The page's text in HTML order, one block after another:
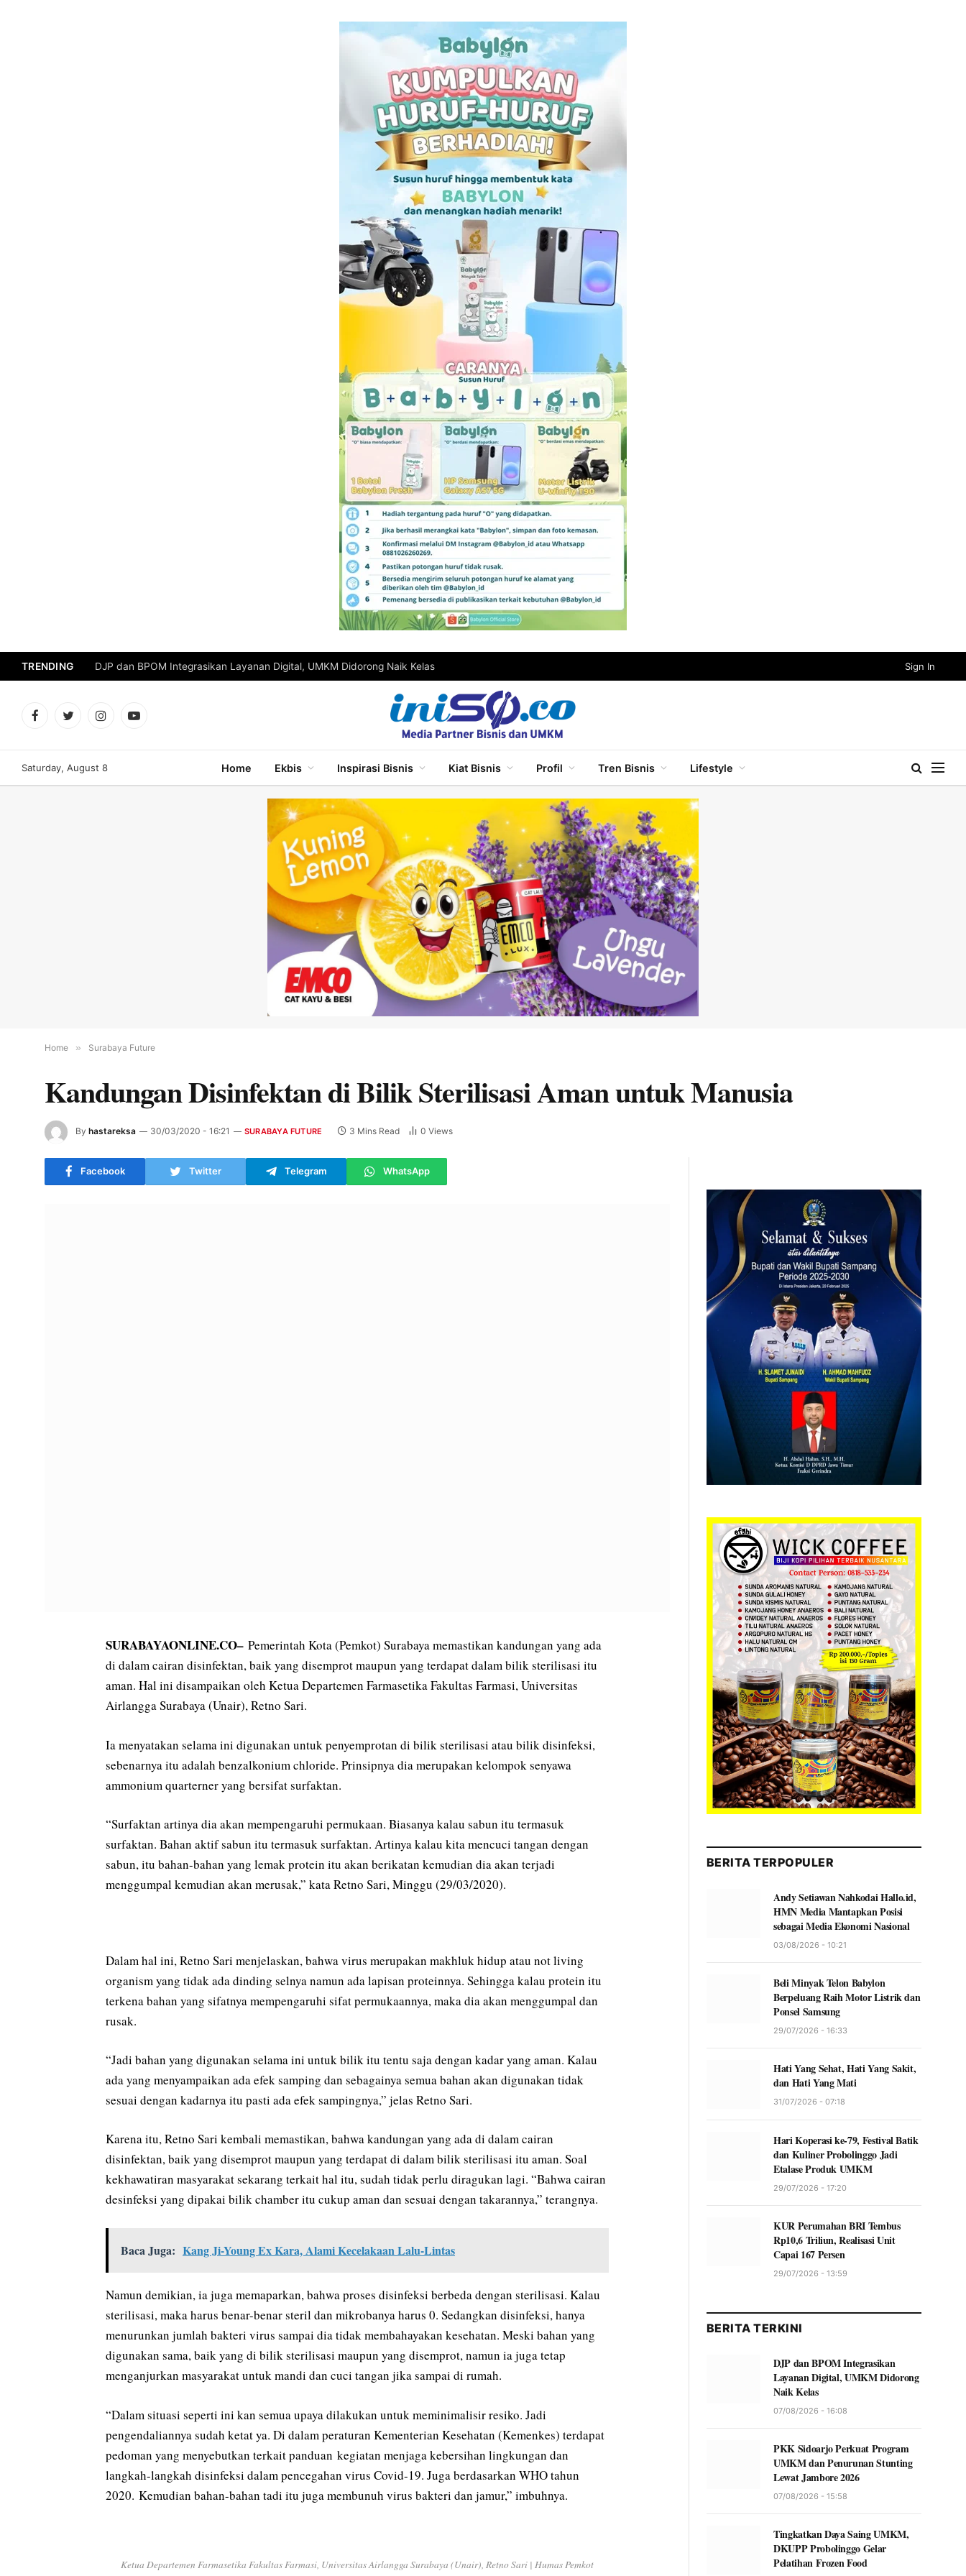
TRENDING DJP dan BPOM Integrasikan Layanan Digital, UMKM Didorong Naik Kelas Sign In
FacebookTwitterInstagramYouTube
Saturday, August 8 Home Ekbis Inspirasi Bisnis Kiat Bisnis Profil Tren Bisnis Lifestyle
Home » Surabaya Future
Kandungan Disinfektan di Bilik Sterilisasi Aman untuk Manusia
By hastareksa 30/03/2020 - 16:21 SURABAYA FUTURE 3 Mins Read 0Views
Facebook Twitter Telegram WhatsApp
SURABAYAONLINE.CO– Pemerintah Kota (Pemkot) Surabaya memastikan kandungan yang ada
di dalam cairan disinfektan, baik yang disemprot maupun yang terdapat dalam bilik sterilisasi itu
aman. Hal ini disampaikan oleh Ketua Departemen Farmasetika Fakultas Farmasi, Universitas
Airlangga Surabaya (Unair), Retno Sari.
Ia menyatakan selama ini digunakan untuk penyemprotan di bilik sterilisasi atau bilik disinfeksi,
sebenarnya itu adalah benzalkonium chloride. Prinsipnya dia merupakan kelompok senyawa
ammonium quarterner yang bersifat surfaktan.
“Surfaktan artinya dia akan mempengaruhi permukaan. Biasanya kalau sabun itu termasuk
surfaktan. Bahan aktif sabun itu termasuk surfaktan. Artinya kalau kita mencuci tangan dengan
sabun, itu bahan-bahan yang lemak protein itu akan berikatan kemudian dia akan terjadi
menggumpal kemudian akan merusak,” kata Retno Sari, Minggu (29/03/2020).
Dalam hal ini, Retno Sari menjelaskan, bahwa virus merupakan makhluk hidup atau not living
organism yang tidak ada dinding selnya namun ada lapisan proteinnya. Sehingga kalau protein itu
terkena bahan yang sifatnya mempengaruhi sifat permukaannya, maka dia akan menggumpal dan
rusak.
“Jadi bahan yang digunakan selama ini untuk bilik itu tentu saja dengan kadar yang aman. Kalau
ada yang menyampaikan ada efek samping dan sebagainya semua bahan akan digunakan tidak
sesuai dengan kadarnya itu pasti ada efek sampingnya,” jelas Retno Sari.
Karena itu, Retno Sari kembali memastikan, bahwa kandungan yang ada di dalam cairan
disinfektan, baik yang disemprot maupun yang terdapat di dalam bilik sterilisasi itu aman. Soal
kekhawatiran masyarakat sekarang terkait hal itu, sudah tidak perlu diragukan lagi. “Bahwa cairan
desinfeksi yang dipakai bilik chamber itu cukup aman dan sesuai dengan takarannya,” terangnya.
Baca Juga: Kang Ji-Young Ex Kara, Alami Kecelakaan Lalu-Lintas
Namun demikian, ia juga memaparkan, bahwa proses disinfeksi berbeda dengan sterilisasi. Kalau
sterilisasi, maka harus benar-benar steril dan mikrobanya harus 0. Sedangkan disinfeksi, hanya
menurunkan jumlah bakteri virus sampai dia tidak membahayakan kesehatan. Meski bahan yang
digunakan sama, baik yang di bilik sterilisasi maupun yang disemprot, namun ia juga tetap
menganjurkan masyarakat untuk mandi dan cuci tangan jika sampai di rumah.
“Dalam situasi seperti ini kan semua upaya dilakukan untuk meminimalisir resiko. Jadi
pengendaliannya sudah ketat ya. Di dalam peraturan Kementerian Kesehatan (Kemenkes) terdapat
pedoman yang menyebutkan terkait panduan kegiatan menjaga kebersihan lingkungan dan
langkah-langkah disinfeksi dalam pencegahan virus Covid-19. Juga berdasarkan WHO tahun
2020. Kemudian bahan-bahan tadi itu juga membunuh virus bakteri dan jamur,” imbuhnya.
Ketua Departemen Farmasetika Fakultas Farmasi, Universitas Airlangga Surabaya (Unair), Retno Sari | Humas Pemkot
BERITA TERPOPULER
Andy Setiawan Nahkodai Hallo.id,
HMN Media Mantapkan Posisi
sebagai Media Ekonomi Nasional
03/08/2026 - 10:21
Beli Minyak Telon Babylon
Berpeluang Raih Motor Listrik dan
Ponsel Samsung
29/07/2026 - 16:33
Hati Yang Sehat, Hati Yang Sakit,
dan Hati Yang Mati
31/07/2026 - 07:18
Hari Koperasi ke-79, Festival Batik
dan Kuliner Probolinggo Jadi
Etalase Produk UMKM
29/07/2026 - 17:20
KUR Perumahan BRI Tembus
Rp10,6 Triliun, Realisasi Unit
Capai 167 Persen
29/07/2026 - 13:59
BERITA TERKINI
DJP dan BPOM Integrasikan
Layanan Digital, UMKM Didorong
Naik Kelas
07/08/2026 - 16:08
PKK Sidoarjo Perkuat Program
UMKM dan Penurunan Stunting
Lewat Jambore 2026
07/08/2026 - 15:58
Tingkatkan Daya Saing UMKM,
DKUPP Probolinggo Gelar
Pelatihan Frozen Food